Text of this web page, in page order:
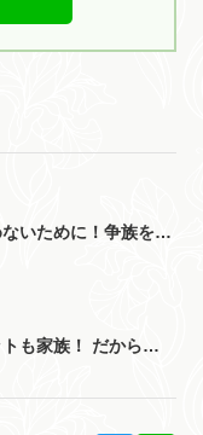
ないために！争族を防
トも家族！ だから知